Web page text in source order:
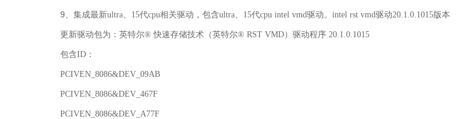
9、集成最新ultra、15代cpu相关驱动，包含ultra、15代cpu intel vmd驱动。 intel rst vmd驱动20.1.0.1015版本
更新驱动包为：英特尔® 快速存储技术（英特尔® RST VMD）驱动程序 20.1.0.1015
包含ID：
PCIVEN_8086&DEV_09AB
PCIVEN_8086&DEV_467F
PCIVEN_8086&DEV_A77F